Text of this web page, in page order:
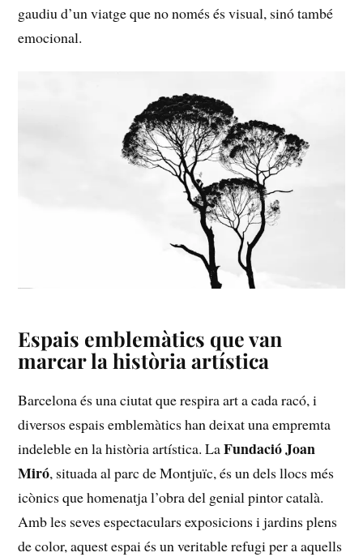
gaudiu d’un viatge que no només és visual, sinó també
emocional.
Espais emblemàtics que van
marcar la història artística
Barcelona és una ciutat que ⁢respira art a cada racó, i
diversos espais emblemàtics han deixat una empremta
indeleble en la història artística. LaFundació Joan
Miró, ⁢situada al parc de⁤ Montjuïc, és un dels llocs​ més ​
icònics que homenatja l’obra del genial pintor català.
Amb les seves espectaculars exposicions i jardins plens
de color, aquest espai ​és un veritable refugi per a ⁤aquells